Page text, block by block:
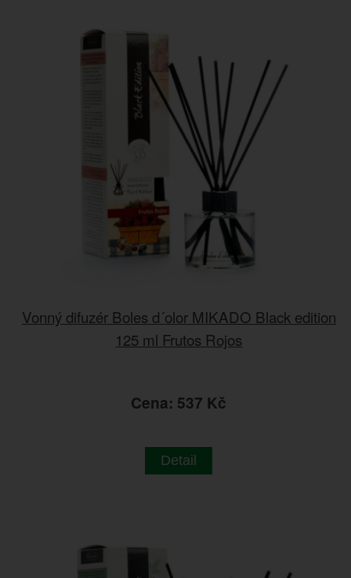
Vonný difuzér Boles d´olor MIKADO Black edition
125 ml Frutos Rojos
Cena: 537 Kč
Detail